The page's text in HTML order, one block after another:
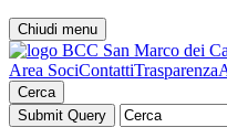
Chiudi menu
Area SociContattiTrasparenza
Cerca